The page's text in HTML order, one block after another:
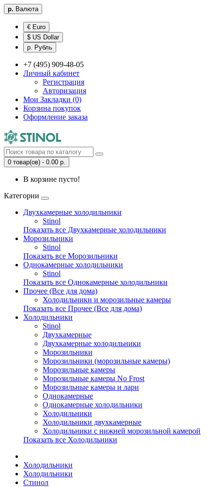
р. Валюта
€ Euro
$ US Dollar
р. Рубль
+7 (495) 909-48-05
Личный кабинет
Регистрация
Авторизация
Мои Закладки (0)
Корзина покупок
Оформление заказа
0 товар(ов) - 0.00 р.
В корзине пусто!
Категории
Двухкамерные холодильники
Stinol
Показать все Двухкамерные холодильники
Морозильники
Stinol
Показать все Морозильники
Однокамерные холодильники
Stinol
Показать все Однокамерные холодильники
Прочее (Все для дома)
Холодильники и морозильные камеры
Показать все Прочее (Все для дома)
Холодильники
Stinol
Двухкамерные
Двухкамерные холодильники
Морозильники
Морозильники (морозильные камеры)
Морозильные камеры
Морозильные камеры No Frost
Морозильные камеры и лари
Однокамерные
Однокамерные холодильники
Холодильники
Холодильники двухкамерные
Холодильники с нижней морозильной камерой
Показать все Холодильники
Холодильники
Холодильники
Стинол